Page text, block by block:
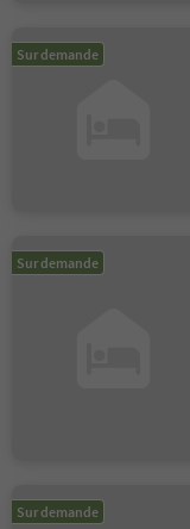
Sur demande
Sur demande
Sur demande